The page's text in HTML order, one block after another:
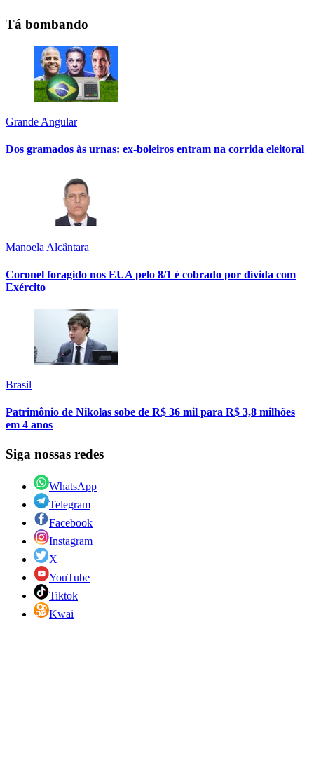
Tá bombando
Grande Angular
Dos gramados às urnas: ex-boleiros entram na corrida eleitoral
Manoela Alcântara
Coronel foragido nos EUA pelo 8/1 é cobrado por dívida com
Exército
Brasil
Patrimônio de Nikolas sobe de R$ 36 mil para R$ 3,8 milhões
em 4 anos
Siga nossas redes
WhatsApp
Telegram
Facebook
Instagram
X
YouTube
Tiktok
Kwai